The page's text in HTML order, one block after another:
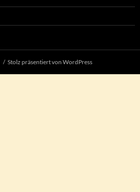
Stolz präsentiert von WordPress